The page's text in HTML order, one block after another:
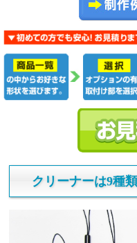
クリーナーは9種